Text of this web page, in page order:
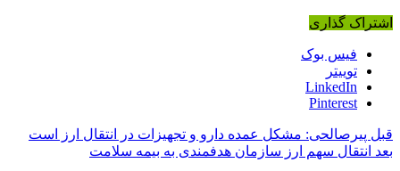
اشتراک گذاری
فیس بوک
توییتر
LinkedIn
Pinterest
قبل پیرصالحی: مشکل عمده دارو و تجهیزات در انتقال ارز است
بعد انتقال سهم ارز سازمان هدفمندی به بیمه سلامت